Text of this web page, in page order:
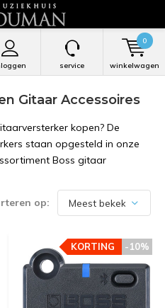
service winkelwagen
0
Gitaar Accessoires
kopen? De
staan opgesteld in onze
Boss gitaar
op:
-10%
KORTING -10%
KORTING